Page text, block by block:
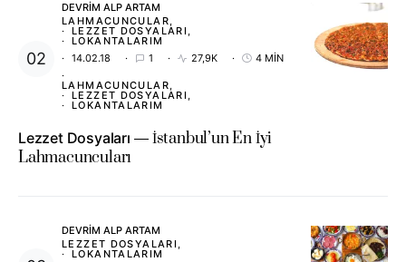
DEVRIM ALP ARTAM
LAHMACUNCULAR
LEZZET DOSYALARI
LOKANTALARIM
14.02.18
1 27,9K 4 MIN
LAHMACUNCULAR
LEZZET DOSYALARI
LOKANTALARIM
Lezzet Dosyaları
İstanbul’un En İyi
Lahmacuncuları
DEVRIM ALP ARTAM
LEZZET DOSYALARI
LOKANTALARIM